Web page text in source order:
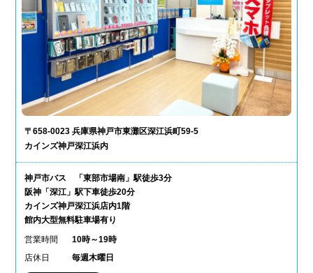
〒658-0023 兵庫県神戸市東灘区深江浜町59-5
カインズ神戸深江浜内
神戸市バス 「東部市場南」駅徒歩3分
阪神「深江」駅下車徒歩20分
カインズ神戸深江浜店内1階
館内大型無料駐車場有り
営業時間
10時～19時
店休日
毎週木曜日